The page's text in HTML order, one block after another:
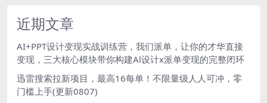
近期文章
AI+PPT设计变现实战训练营，我们派单，让你的才华直接
变现，三大核心模块带你构建Al设计x派单变现的完整闭环
迅雷搜索拉新项目，最高16每单！不限量级人人可冲，零
门槛上手(更新0807)